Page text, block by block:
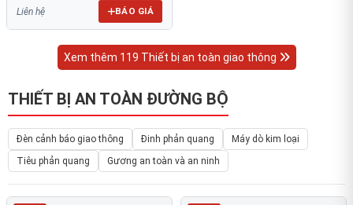
Liên hệ BÁO GIÁ
Xem thêm 119 Thiết bị an toàn giao thông
THIẾT BỊ AN TOÀN ĐƯỜNG BỘ
Đèn cảnh báo giao thông Đinh phản quang
Máy dò kim loại
Tiêu phản quang
Gương an toàn và an ninh